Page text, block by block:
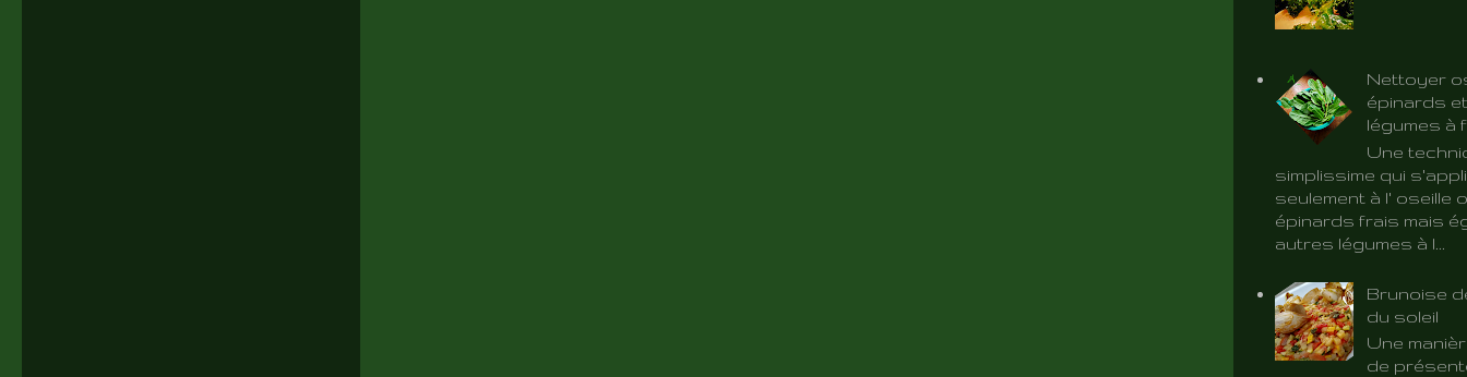
Nettoyer
épinards
légumes à
Une
simplissime qui
seulement à l' oseille
épinards frais mais
autres légumes à l...
Brunoise
du soleil
Une
de